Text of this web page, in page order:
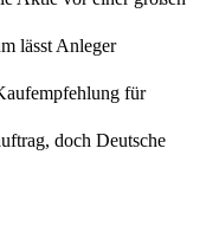
lässt Anleger
für
doch Deutsche